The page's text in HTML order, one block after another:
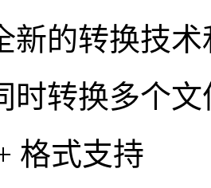
的转换技术
转换多个文
式支持